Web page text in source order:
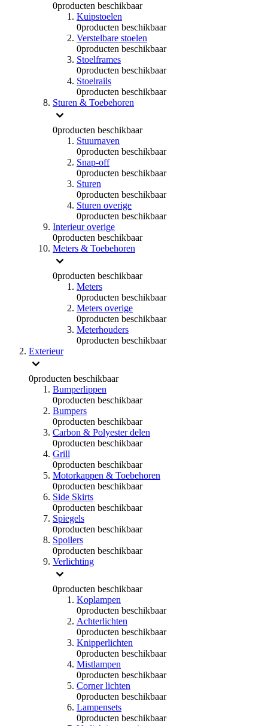
0producten beschikbaar
Kuipstoelen
0producten beschikbaar
Verstelbare stoelen
0producten beschikbaar
Stoelframes
0producten beschikbaar
Stoelrails
0producten beschikbaar
Sturen & Toebehoren
0producten beschikbaar
Stuurnaven
0producten beschikbaar
Snap-off
0producten beschikbaar
Sturen
0producten beschikbaar
Sturen overige
0producten beschikbaar
Interieur overige
0producten beschikbaar
Meters & Toebehoren
0producten beschikbaar
Meters
0producten beschikbaar
Meters overige
0producten beschikbaar
Meterhouders
0producten beschikbaar
Exterieur
0producten beschikbaar
Bumperlippen
0producten beschikbaar
Bumpers
0producten beschikbaar
Carbon & Polyester delen
0producten beschikbaar
Grill
0producten beschikbaar
Motorkappen & Toebehoren
0producten beschikbaar
Side Skirts
0producten beschikbaar
Spiegels
0producten beschikbaar
Spoilers
0producten beschikbaar
Verlichting
0producten beschikbaar
Koplampen
0producten beschikbaar
Achterlichten
0producten beschikbaar
Knipperlichten
0producten beschikbaar
Mistlampen
0producten beschikbaar
Corner lichten
0producten beschikbaar
Lampensets
0producten beschikbaar